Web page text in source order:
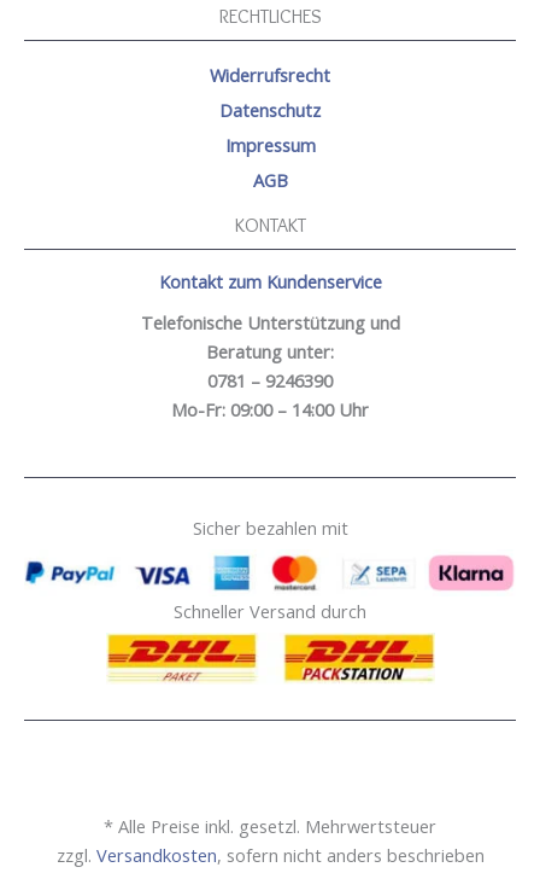
RECHTLICHES
Widerrufsrecht
Datenschutz
Impressum
AGB
KONTAKT
Kontakt zum Kundenservice
Telefonische Unterstützung und
Beratung unter:
0781 – 9246390
Mo-Fr: 09:00 – 14:00 Uhr
Sicher bezahlen mit
Schneller Versand durch
* Alle Preise inkl. gesetzl. Mehrwertsteuer
zzgl. Versandkosten, sofern nicht anders beschrieben